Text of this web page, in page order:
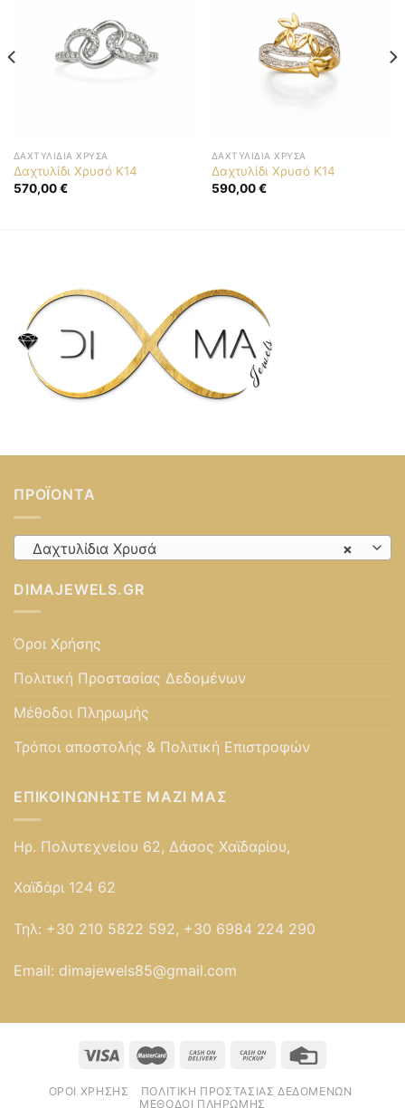
ΔΑΧΤΥΛΊΔΙΑ ΧΡΥΣΆ
Δαχτυλίδι Χρυσό Κ14
570,00€
ΔΑΧΤΥΛΊΔΙΑ ΧΡΥΣΆ
Δαχτυλίδι Χρυσό Κ14
590,00€
ΠΡΟΪΌΝΤΑ
×
Δαχτυλίδια Χρυσά
DIMAJEWELS.GR
Όροι Χρήσης
Πολιτική Προστασίας Δεδομένων
Μέθοδοι Πληρωμής
Τρόποι αποστολής & Πολιτική Επιστροφών
ΕΠΙΚΟΙΝΩΝΉΣΤΕ ΜΑΖΊ ΜΑΣ
Ηρ. Πολυτεχνείου 62, Δάσος Χαϊδαρίου,
Χαϊδάρι 124 62
Τηλ: +30 210 5822 592, +30 6984 224 290
Email: dimajewels85@gmail.com
ΌΡΟΙ ΧΡΉΣΗΣ
ΠΟΛΙΤΙΚΉ ΠΡΟΣΤΑΣΊΑΣ ΔΕΔΟΜΈΝΩΝ
ΜΈΘΟΔΟΙ ΠΛΗΡΩΜΉΣ